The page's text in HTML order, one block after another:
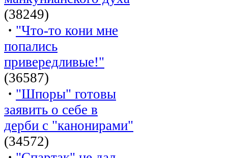
(38249)
· "Что-то кони мне
попались
привередливые!"
(36587)
· "Шпоры" готовы
заявить о себе в
дерби с "канонирами"
(34572)